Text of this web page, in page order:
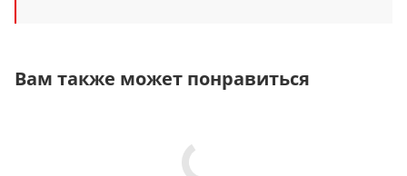
Вам также может понравиться